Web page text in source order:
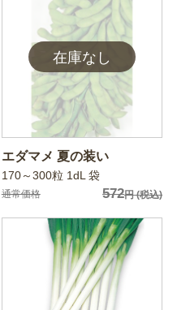
エダマメ 夏の装い
170～300粒 1dL 袋
通常価格 572円(税込)